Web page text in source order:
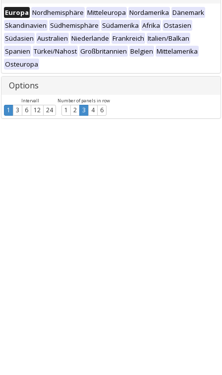
Europa Nordhemisphäre Mitteleuropa Nordamerika Dänemark
Skandinavien Südhemisphäre Südamerika Afrika Ostasien
Südasien Australien Niederlande Frankreich Italien/Balkan
Spanien Türkei/Nahost Großbritannien Belgien Mittelamerika
Osteuropa
Options
Intervall
1 3 6 12 24
Number of panels in row
1 2 3 4 6